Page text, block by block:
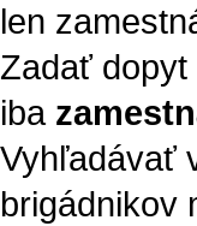
len
Zadať dopyt
iba
Vyhľadávať
brigádnikov